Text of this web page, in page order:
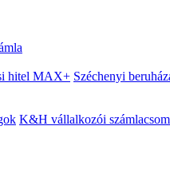
hitel MAX+ Széchenyi
K&H vállalkozói